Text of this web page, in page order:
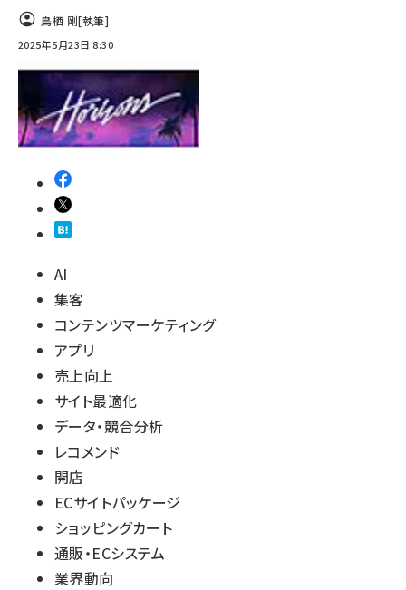
鳥栖 剛[執筆]
2025年5月23日 8:30
AI
集客
コンテンツマーケティング
アプリ
売上向上
サイト最適化
データ・競合分析
レコメンド
開店
ECサイトパッケージ
ショッピングカート
通販・ECシステム
業界動向